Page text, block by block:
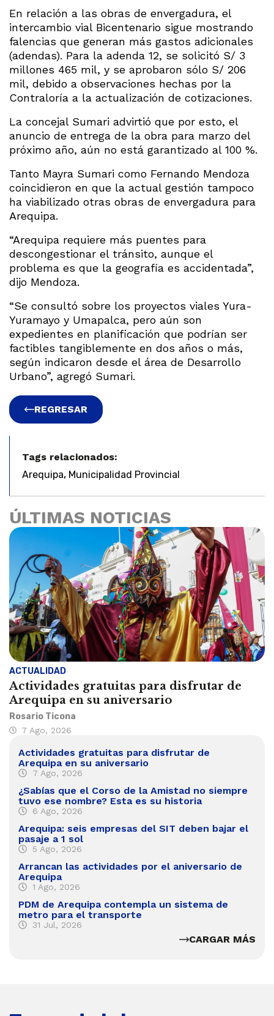
En relación a las obras de envergadura, el
intercambio vial Bicentenario sigue mostrando
falencias que generan más gastos adicionales
(adendas). Para la adenda 12, se solicitó S/ 3
millones 465 mil, y se aprobaron sólo S/ 206
mil, debido a observaciones hechas por la
Contraloría a la actualización de cotizaciones.
La concejal Sumari advirtió que por esto, el
anuncio de entrega de la obra para marzo del
próximo año, aún no está garantizado al 100 %.
Tanto Mayra Sumari como Fernando Mendoza
coincidieron en que la actual gestión tampoco
ha viabilizado otras obras de envergadura para
Arequipa.
“Arequipa requiere más puentes para
descongestionar el tránsito, aunque el
problema es que la geografía es accidentada”,
dijo Mendoza.
“Se consultó sobre los proyectos viales Yura-
Yuramayo y Umapalca, pero aún son
expedientes en planificación que podrían ser
factibles tangiblemente en dos años o más,
según indicaron desde el área de Desarrollo
Urbano”, agregó Sumari.
REGRESAR
Tags relacionados:
Arequipa, Municipalidad Provincial
ÚLTIMAS NOTICIAS
ACTUALIDAD
Actividades gratuitas para disfrutar de
Arequipa en su aniversario
Rosario Ticona
7 Ago, 2026
Actividades gratuitas para disfrutar de
Arequipa en su aniversario
7 Ago, 2026
¿Sabías que el Corso de la Amistad no siempre
tuvo ese nombre? Esta es su historia
6 Ago, 2026
Arequipa: seis empresas del SIT deben bajar el
pasaje a 1 sol
5 Ago, 2026
Arrancan las actividades por el aniversario de
Arequipa
1 Ago, 2026
PDM de Arequipa contempla un sistema de
metro para el transporte
31 Jul, 2026
CARGAR MÁS